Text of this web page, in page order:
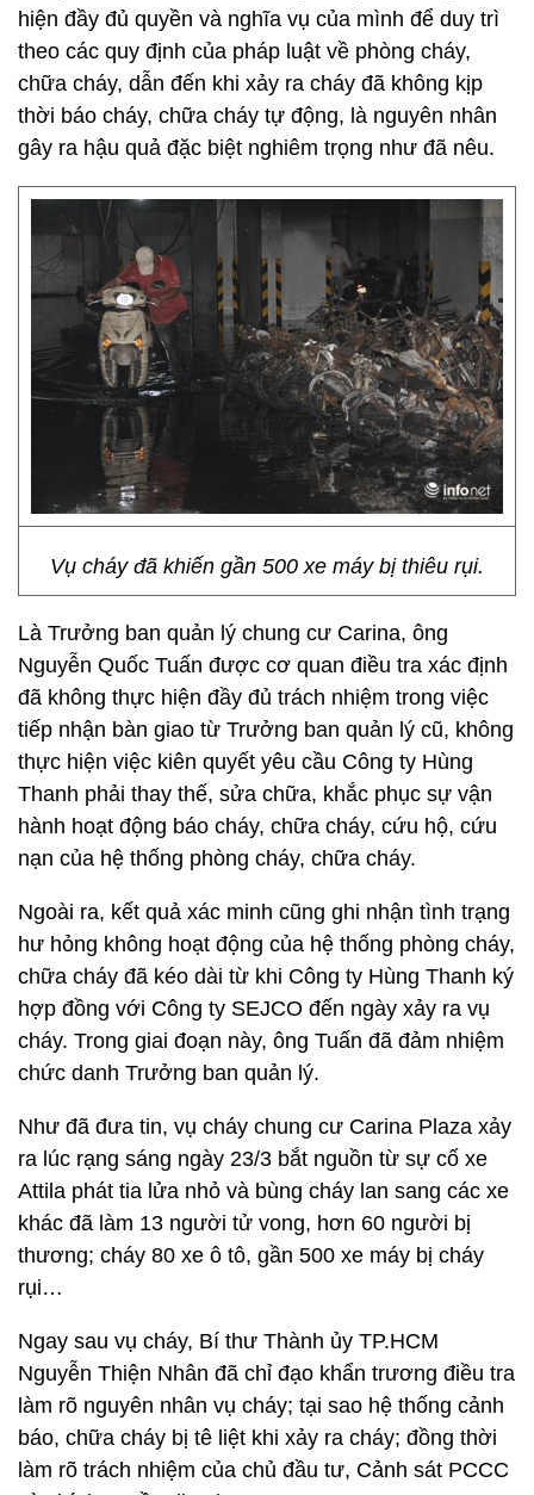
hiện đầy đủ quyền và nghĩa vụ của mình để duy trì
theo các quy định của pháp luật về phòng cháy,
chữa cháy, dẫn đến khi xảy ra cháy đã không kịp
thời báo cháy, chữa cháy tự động, là nguyên nhân
gây ra hậu quả đặc biệt nghiêm trọng như đã nêu.
Vụ cháy đã khiến gần 500 xe máy bị thiêu rụi.
Là Trưởng ban quản lý chung cư Carina, ông
Nguyễn Quốc Tuấn được cơ quan điều tra xác định
đã không thực hiện đầy đủ trách nhiệm trong việc
tiếp nhận bàn giao từ Trưởng ban quản lý cũ, không
thực hiện việc kiên quyết yêu cầu Công ty Hùng
Thanh phải thay thế, sửa chữa, khắc phục sự vận
hành hoạt động báo cháy, chữa cháy, cứu hộ, cứu
nạn của hệ thống phòng cháy, chữa cháy.
Ngoài ra, kết quả xác minh cũng ghi nhận tình trạng
hư hỏng không hoạt động của hệ thống phòng cháy,
chữa cháy đã kéo dài từ khi Công ty Hùng Thanh ký
hợp đồng với Công ty SEJCO đến ngày xảy ra vụ
cháy. Trong giai đoạn này, ông Tuấn đã đảm nhiệm
chức danh Trưởng ban quản lý.
Như đã đưa tin, vụ cháy chung cư Carina Plaza xảy
ra lúc rạng sáng ngày 23/3 bắt nguồn từ sự cố xe
Attila phát tia lửa nhỏ và bùng cháy lan sang các xe
khác đã làm 13 người tử vong, hơn 60 người bị
thương; cháy 80 xe ô tô, gần 500 xe máy bị cháy
rụi…
Ngay sau vụ cháy, Bí thư Thành ủy TP.HCM
Nguyễn Thiện Nhân đã chỉ đạo khẩn trương điều tra
làm rõ nguyên nhân vụ cháy; tại sao hệ thống cảnh
báo, chữa cháy bị tê liệt khi xảy ra cháy; đồng thời
làm rõ trách nhiệm của chủ đầu tư, Cảnh sát PCCC